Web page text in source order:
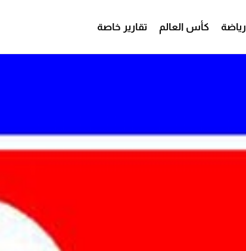
رياضة كأس العالم تقارير خاصة